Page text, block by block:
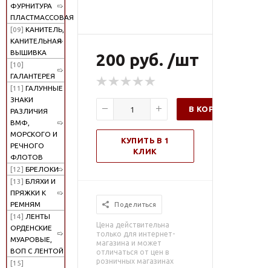
ФУРНИТУРА
ПЛАСТМАССОВАЯ
[09] КАНИТЕЛЬ,
КАНИТЕЛЬНАЯ
ВЫШИВКА
[10]
ГАЛАНТЕРЕЯ
[11] ГАЛУННЫЕ
ЗНАКИ
РАЗЛИЧИЯ
ВМФ,
МОРСКОГО И
РЕЧНОГО
ФЛОТОВ
[12] БРЕЛОКИ
[13] БЛЯХИ И
ПРЯЖКИ К
РЕМНЯМ
[14] ЛЕНТЫ
ОРДЕНСКИЕ
МУАРОВЫЕ,
ВОП С ЛЕНТОЙ
[15]
200 руб. /шт
В КОРЗИНУ
КУПИТЬ В 1
КЛИК
Поделиться
Цена действительна
только для интернет-
магазина и может
отличаться от цен в
розничных магазинах